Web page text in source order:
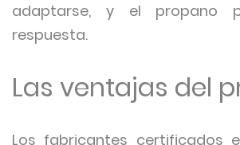
adaptarse, y el propano
respuesta.
Las ventajas del
Los fabricantes certificados